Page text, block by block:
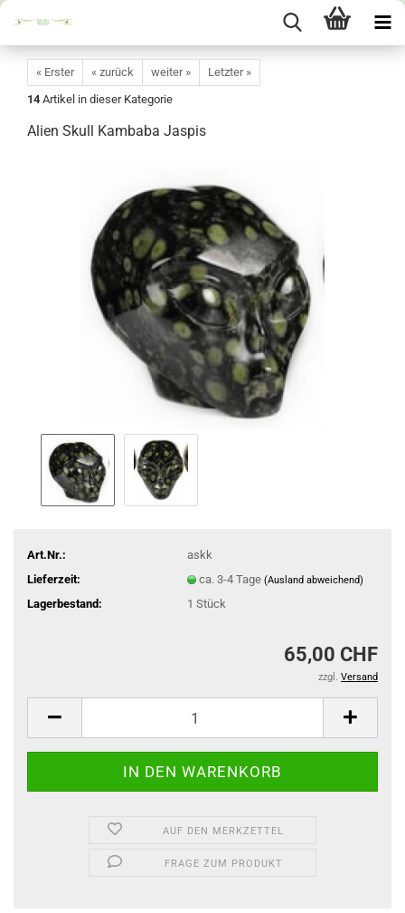
« Erster « zurück weiter »
Letzter »
14 Artikel in dieser Kategorie
Alien Skull Kambaba Jaspis
Art.Nr.:
askk
Lieferzeit:
ca. 3-4 Tage (Ausland abweichend)
Lagerbestand: 1 Stück
65,00 CHF
zzgl. Versand
AUF DEN MERKZETTEL
FRAGE ZUM PRODUKT